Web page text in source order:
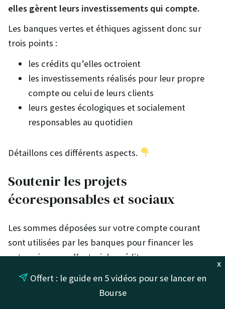
elles gèrent leurs investissements qui compte.
Les banques vertes et éthiques agissent donc sur
trois points :
les crédits qu’elles octroient
les investissements réalisés pour leur propre
compte ou celui de leurs clients
leurs gestes écologiques et socialement
responsables au quotidien
Détaillons ces différents aspects.
Soutenir les projets
écoresponsables et sociaux
Les sommes déposées sur votre compte courant
sont utilisées par les banques pour financer les
entreprises, par l’octroi de crédits.
En acceptant de financer les projets d’une
entreprise, l’établissement bancaire encourage la
x
Offert : le guide en 5 vidéos pour se lancer en
Bourse